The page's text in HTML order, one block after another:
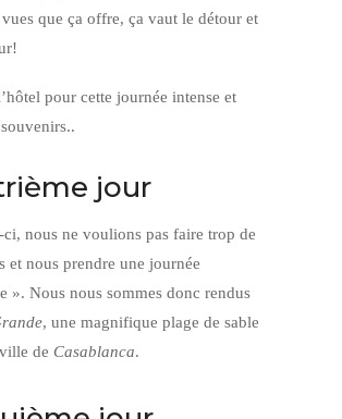
que ça offre, ça vaut le détour et
pour cette journée intense et
jour
ci, nous ne voulions pas faire trop de
et nous prendre une journée
». Nous nous sommes donc rendus
, une magnifique plage de sable
de Casablanca.